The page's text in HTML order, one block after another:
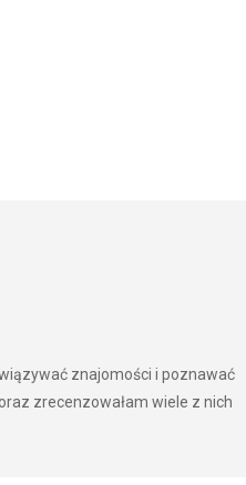
znajomości i poznawać
zrecenzowałam wiele z nich